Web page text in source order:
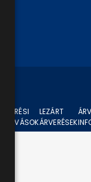
ÁRVERÉSI
FELHÍVÁSOK
LEZÁRT
ÁRVERÉSEK